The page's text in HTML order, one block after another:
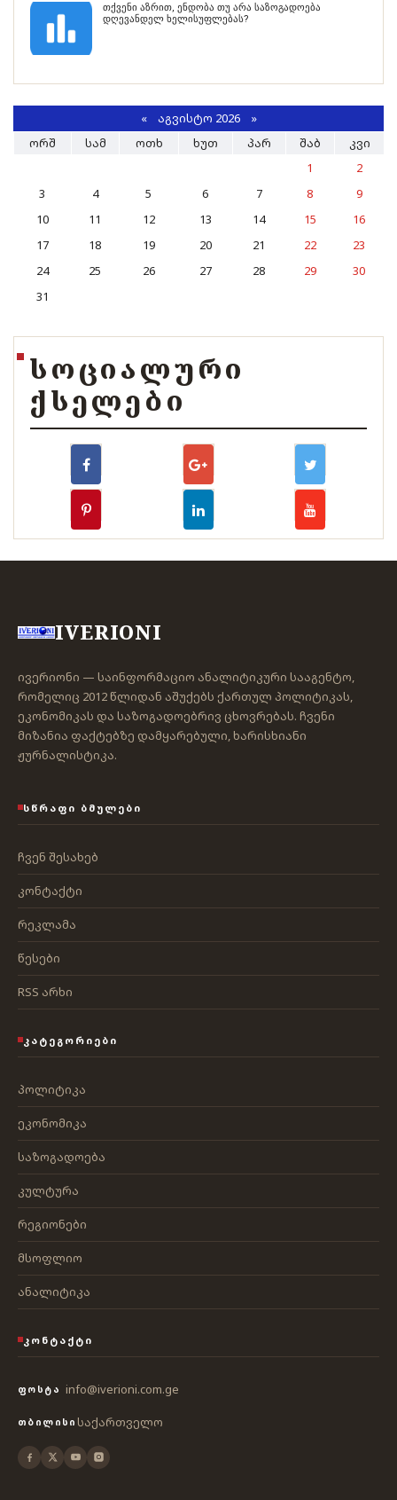
თქვენი აზრით, ენდობა თუ არა საზოგადოება
დღევანდელ ხელისუფლებას?
«ᲐᲒᲕᲘᲡᲢᲝ 2026 »
ᲝᲠᲨ
ᲡᲐᲛ ᲝᲗᲮ ᲮᲣᲗ ᲞᲐᲠ ᲨᲐᲑ
ᲙᲕᲘ
1
2
3
4 5 6 7 8
9
10
11 12 13 14 15
16
17
18 19 20 21 22
23
24
25 26 27 28 29
30
31
ᲡᲝᲪᲘᲐᲚᲣᲠᲘ
ᲥᲡᲔᲚᲔᲑᲘ
IVERIONI
ივერიონი — საინფორმაციო ანალიტიკური სააგენტო,
რომელიც 2012 წლიდან აშუქებს ქართულ პოლიტიკას,
ეკონომიკას და საზოგადოებრივ ცხოვრებას. ჩვენი
მიზანია ფაქტებზე დამყარებული, ხარისხიანი
ჟურნალისტიკა.
ᲡᲬᲠᲐᲤᲘ ᲑᲛᲣᲚᲔᲑᲘ
ჩვენ შესახებ
კონტაქტი
რეკლამა
წესები
RSS არხი
ᲙᲐᲢᲔᲒᲝᲠᲘᲔᲑᲘ
პოლიტიკა
ეკონომიკა
საზოგადოება
კულტურა
რეგიონები
მსოფლიო
ანალიტიკა
ᲙᲝᲜᲢᲐᲥᲢᲘ
ᲤᲝᲡᲢᲐ info@iverioni.com.ge
ᲗᲑᲘᲚᲘᲡᲘ საქართველო